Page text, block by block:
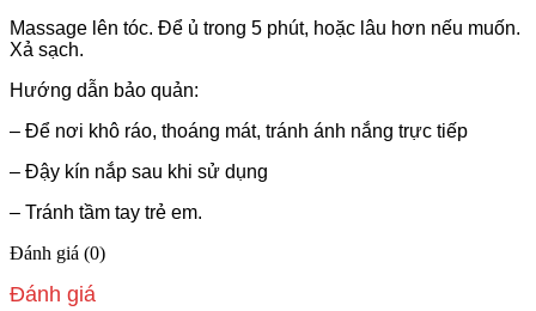
Massage lên tóc. Để ủ trong 5 phút, hoặc lâu hơn nếu muốn.
Xả sạch.
Hướng dẫn bảo quản:
– Để nơi khô ráo, thoáng mát, tránh ánh nắng trực tiếp
– Đậy kín nắp sau khi sử dụng
– Tránh tầm tay trẻ em.
Đánh giá (0)
Đánh giá